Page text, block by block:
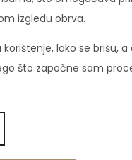
izgledu obrva.
lako se brišu, a
što započne sam